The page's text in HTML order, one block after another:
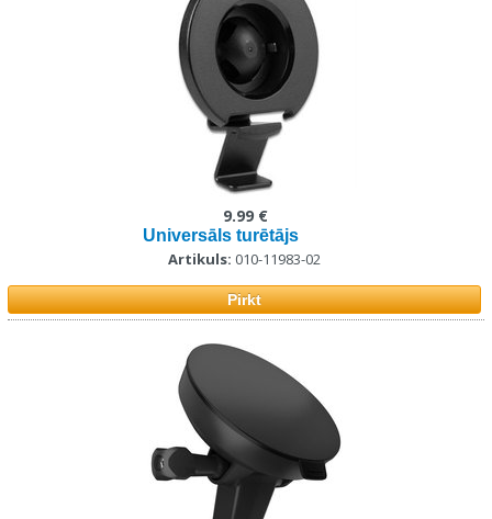
Universāls turētājs
Artikuls: 010-11983-02
9.99 €
Pirkt